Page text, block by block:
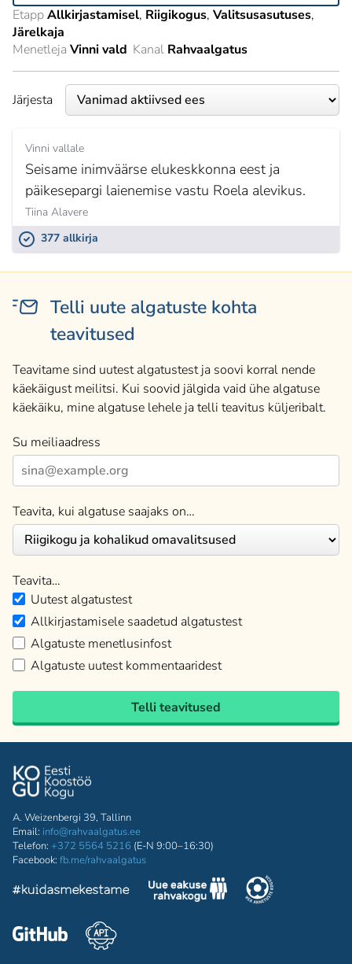
EtappAllkirjastamisel Riigikogus Valitsusasutuses
Järelkaja
Menetleja Vinni vald Kanal Rahvaalgatus
Järjesta
Vinni vallale
Seisame inimväärse elukeskkonna eest ja
päikesepargi laienemise vastu Roela alevikus.
Tiina Alavere
377 allkirja
Telli uute algatuste kohta
teavitused
Teavitame sind uutest algatustest ja soovi korral nende
käekäigust meilitsi. Kui soovid jälgida vaid ühe algatuse
käekäiku, mine algatuse lehele ja telli teavitus küljeribalt.
Su meiliaadress
Teavita, kui algatuse saajaks on…
Teavita…
Uutest algatustest
Allkirjastamisele saadetud algatustest
Algatuste menetlusinfost
Algatuste uutest kommentaaridest
Telli teavitused
A. Weizenbergi 39, Tallinn
Email: info@rahvaalgatus.ee
Telefon: +372 5564 5216 (E-N 9:00–16:30)
Facebook: fb.me/rahvaalgatus